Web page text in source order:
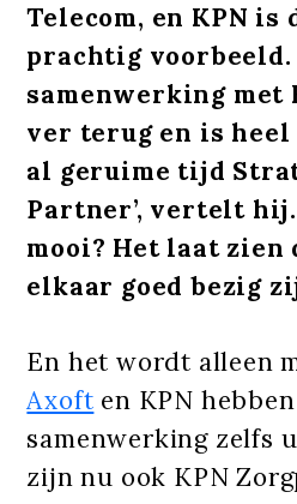
Telecom, en KPN is
prachtig voorbeeld.
samenwerking met
ver terug en is heel
al geruime tijd
Partner’, vertelt hij.
mooi? Het laat zien
elkaar goed bezig
En het wordt alleen
Axoft en KPN
samenwerking zelfs
zijn nu ook KPN